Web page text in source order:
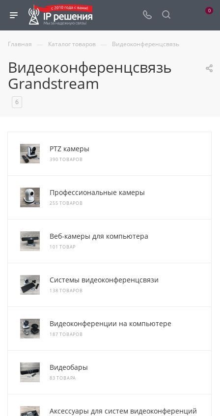
0
Главная — Каталог товаров — Видеоконференцсвязь
Видеоконференцсвязь
Grandstream
6
PTZ камеры
390 ТОВАРОВ
Профессиональные камеры
255 ТОВАРОВ
Веб-камеры для компьютера
101 ТОВАР
Системы видеоконференцсвязи
138 ТОВАРОВ
Видеоконференции на компьютере
187 ТОВАРОВ
Видеобары
83 ТОВАРА
Аксессуары для систем видеоконференций